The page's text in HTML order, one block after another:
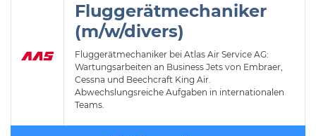
Fluggerätmechaniker
(m/w/divers)
Fluggerätmechaniker bei Atlas Air Service AG:
Wartungsarbeiten an Business Jets von Embraer,
Cessna und Beechcraft King Air.
Abwechslungsreiche Aufgaben in internationalen
Teams.